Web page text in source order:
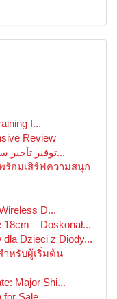
I...
Review
توفير تأجير سيارات مرسيدس المتميزة بس س...
ร้อมเสิร์ฟความสนุก
D...
– Doskonał...
Dzieci z Diody...
หรับผู้เริ่มต้น
Major Shi...